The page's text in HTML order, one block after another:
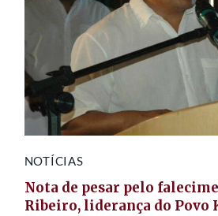
NOTÍCIAS
Nota de pesar pelo
Ribeiro, liderança do Povo